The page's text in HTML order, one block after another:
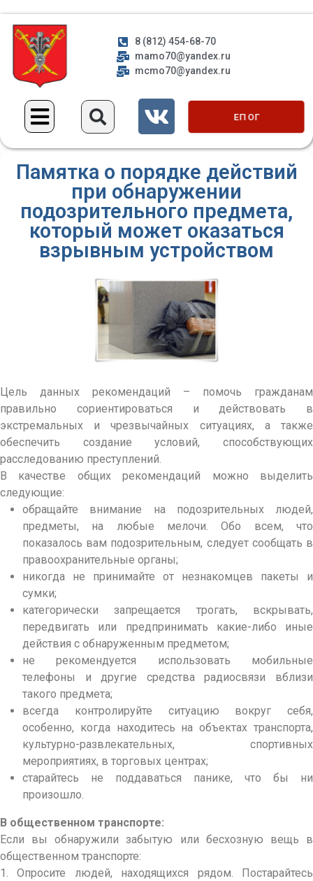
8 (812) 454-68-70
mamo70@yandex.ru
mcmo70@yandex.ru
ЕП ОГ
Памятка о порядке действий
при обнаружении
подозрительного предмета,
который может оказаться
взрывным устройством
Цель данных рекомендаций – помочь гражданам
правильно сориентироваться и действовать в
экстремальных и чрезвычайных ситуациях, а также
обеспечить создание условий, способствующих
расследованию преступлений.
В качестве общих рекомендаций можно выделить
следующие:
обращайте внимание на подозрительных людей,
предметы, на любые мелочи. Обо всем, что
показалось вам подозрительным, следует сообщать в
правоохранительные органы;
никогда не принимайте от незнакомцев пакеты и
сумки;
категорически запрещается трогать, вскрывать,
передвигать или предпринимать какие-либо иные
действия с обнаруженным предметом;
не рекомендуется использовать мобильные
телефоны и другие средства радиосвязи вблизи
такого предмета;
всегда контролируйте ситуацию вокруг себя,
особенно, когда находитесь на объектах транспорта,
культурно-развлекательных, спортивных
мероприятиях, в торговых центрах;
старайтесь не поддаваться панике, что бы ни
произошло.
В общественном транспорте:
Если вы обнаружили забытую или бесхозную вещь в
общественном транспорте:
1. Опросите людей, находящихся рядом. Постарайтесь